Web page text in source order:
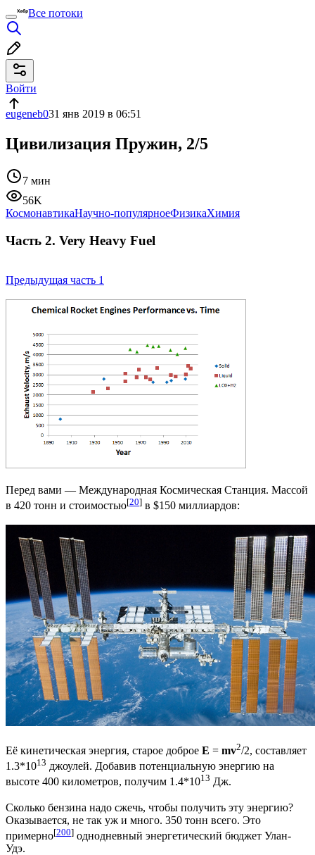
Все потоки
Войти
eugeneb031 янв 2019 в 06:51
Цивилизация Пружин, 2/5
7 мин
56K
КосмонавтикаНаучно-популярноеФизикаХимия
Часть 2. Very Heavy Fuel
Предыдущая часть 1
Перед вами — Международная Космическая Станция. Массой
в 420 тонн и стоимостью[20] в $150 миллиардов:
Её кинетическая энергия, старое доброе E = mv2/2, составляет
1.3*1013 джоулей. Добавив потенциальную энергию на
высоте 400 километров, получим 1.4*1013 Дж.
Сколько бензина надо сжечь, чтобы получить эту энергию?
Оказывается, не так уж и много. 350 тонн всего. Это
примерно[200] однодневный энергетический бюджет Улан-
Удэ.